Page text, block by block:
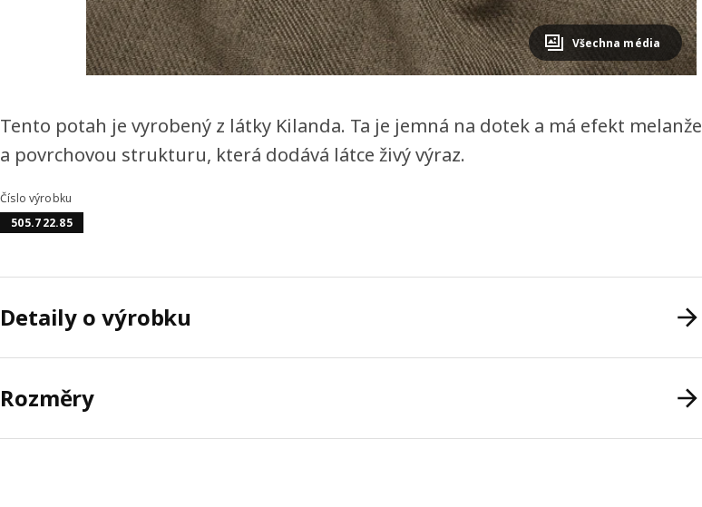
Všechna média
Tento potah je vyrobený z látky Kilanda. Ta je jemná na dotek a má efekt melanže
a povrchovou strukturu, která dodává látce živý výraz.
Číslo výrobku
505.722.85
Detaily o výrobku
Rozměry